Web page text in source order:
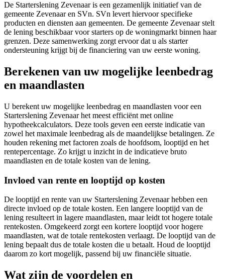
De Starterslening Zevenaar is een gezamenlijk initiatief van de
gemeente Zevenaar en SVn. SVn levert hiervoor specifieke
producten en diensten aan gemeenten. De gemeente Zevenaar stelt
de lening beschikbaar voor starters op de woningmarkt binnen haar
grenzen. Deze samenwerking zorgt ervoor dat u als starter
ondersteuning krijgt bij de financiering van uw eerste woning.
Berekenen van uw mogelijke leenbedrag
en maandlasten
U berekent uw mogelijke leenbedrag en maandlasten voor een
Starterslening Zevenaar het meest efficiënt met online
hypotheekcalculators. Deze tools geven een eerste indicatie van
zowel het maximale leenbedrag als de maandelijkse betalingen. Ze
houden rekening met factoren zoals de hoofdsom, looptijd en het
rentepercentage. Zo krijgt u inzicht in de indicatieve bruto
maandlasten en de totale kosten van de lening.
Invloed van rente en looptijd op kosten
De looptijd en rente van uw Starterslening Zevenaar hebben een
directe invloed op de totale kosten. Een langere looptijd van de
lening resulteert in lagere maandlasten, maar leidt tot hogere totale
rentekosten. Omgekeerd zorgt een kortere looptijd voor hogere
maandlasten, wat de totale rentekosten verlaagt. De looptijd van de
lening bepaalt dus de totale kosten die u betaalt. Houd de looptijd
daarom zo kort mogelijk, passend bij uw financiële situatie.
Wat zijn de voordelen en